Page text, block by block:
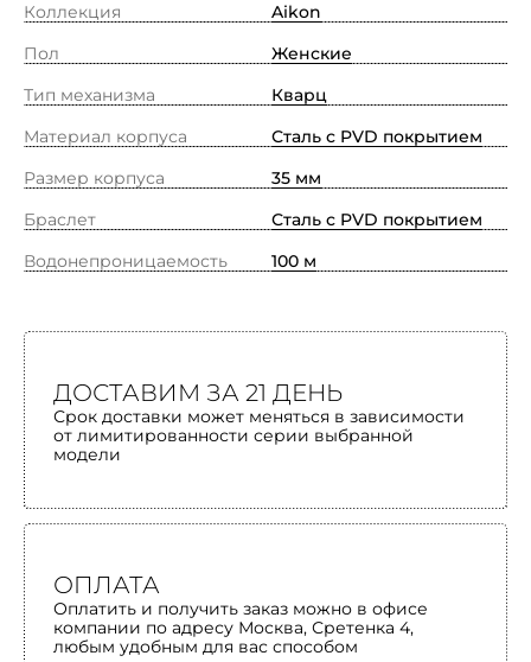
Коллекция
Aikon
Пол
Женские
Тип механизма
Кварц
Материал корпуса
Сталь с PVD покрытием
Размер корпуса
35 мм
Браслет
Сталь с PVD покрытием
Водонепроницаемость
100 м
ДОСТАВИМ ЗА 21 ДЕНЬ
Срок доставки может меняться в зависимости
от лимитированности серии выбранной
модели
ОПЛАТА
Оплатить и получить заказ можно в офисе
компании по адресу Москва, Сретенка 4,
любым удобным для вас способом